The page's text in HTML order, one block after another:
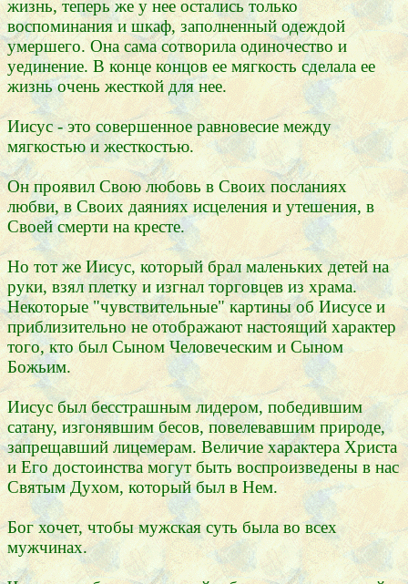
жизнь, теперь же у нее остались только
воспоминания и шкаф, заполненный одеждой
умершего. Она сама сотворила одиночество и
уединение. В конце концов ее мягкость сделала ее
жизнь очень жесткой для нее.
Иисус - это совершенное равновесие между
мягкостью и жесткостью.
Он проявил Свою любовь в Своих посланиях
любви, в Своих даяниях исцеления и утешения, в
Своей смерти на кресте.
Но тот же Иисус, который брал маленьких детей на
руки, взял плетку и изгнал торговцев из храма.
Некоторые "чувствительные" картины об Иисусе и
приблизительно не отображают настоящий характер
того, кто был Сыном Человеческим и Сыном
Божьим.
Иисус был бесстрашным лидером, победившим
сатану, изгонявшим бесов, повелевавшим природе,
запрещавший лицемерам. Величие характера Христа
и Его достоинства могут быть воспроизведены в нас
Святым Духом, который был в Нем.
Бог хочет, чтобы мужская суть была во всех
мужчинах.